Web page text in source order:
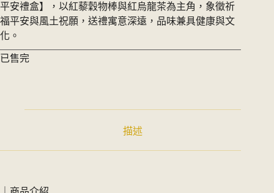
價
格：
價
格：
平安禮盒】，以紅藜穀物棒與紅烏龍茶為主角，象徵祈
福平安與風土祝願，送禮寓意深遠，品味兼具健康與文
化。
已售完
描述